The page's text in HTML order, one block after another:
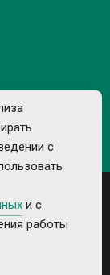
сайта
данных
лицензии и
с
и с
работы